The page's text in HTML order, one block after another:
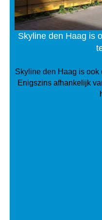
Skyline den Haag is
Skyline den Haag is ook
Enigszins afhankelijk